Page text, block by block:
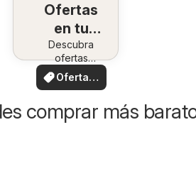
Ofertas
en tu
zona
Descubra
ofertas
especiales
Ofertas
locales
comprar más